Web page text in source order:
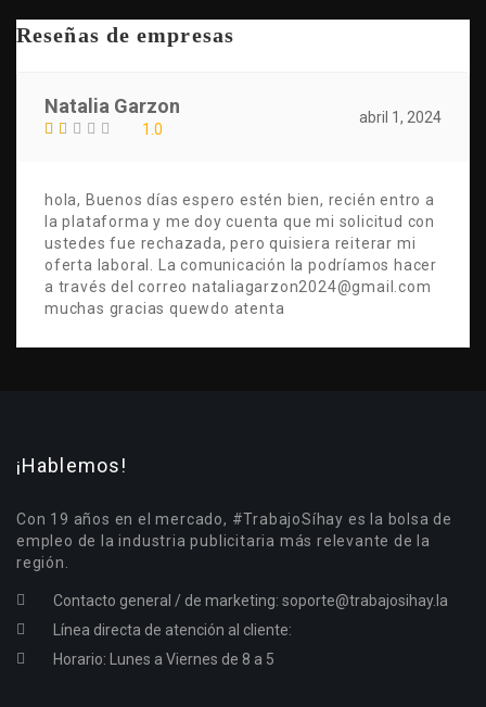
Reseñas de empresas
Natalia Garzon
1.0
abril 1, 2024
hola, Buenos días espero estén bien, recién entro a
la plataforma y me doy cuenta que mi solicitud con
ustedes fue rechazada, pero quisiera reiterar mi
oferta laboral. La comunicación la podríamos hacer
a través del correo nataliagarzon2024@gmail.com
muchas gracias quewdo atenta
¡Hablemos!
Con 19 años en el mercado, #TrabajoSíhay es la bolsa de
empleo de la industria publicitaria más relevante de la
región.
Contacto general / de marketing: soporte@trabajosihay.la
Línea directa de atención al cliente:
Horario: Lunes a Viernes de 8 a 5